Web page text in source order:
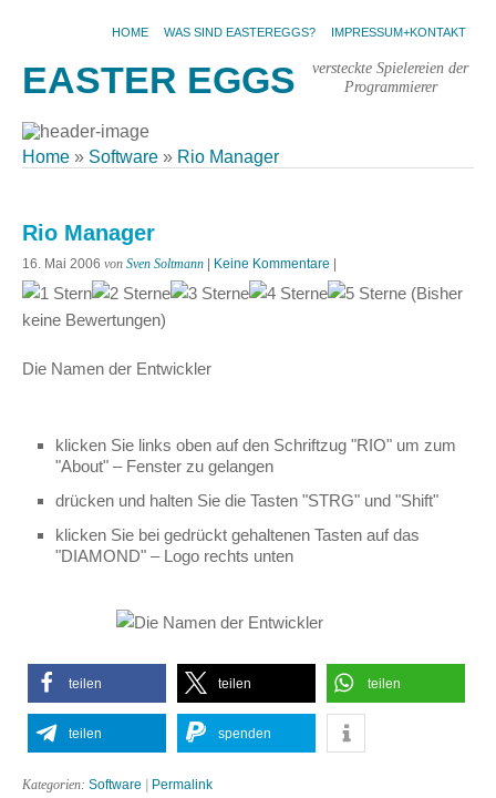
HOME WAS SIND EASTEREGGS? IMPRESSUM+KONTAKT
EASTER EGGS
versteckte Spielereien der
Programmierer
Home » Software » Rio Manager
Rio Manager
16. Mai 2006 von Sven Soltmann Keine Kommentare
(Bisher
keine Bewertungen)
Die Namen der Entwickler
klicken Sie links oben auf den Schriftzug "RIO" um zum
"About" – Fenster zu gelangen
drücken und halten Sie die Tasten "STRG" und "Shift"
klicken Sie bei gedrückt gehaltenen Tasten auf das
"DIAMOND" – Logo rechts unten
teilen teilen teilen
teilen spenden
Kategorien: Software Permalink